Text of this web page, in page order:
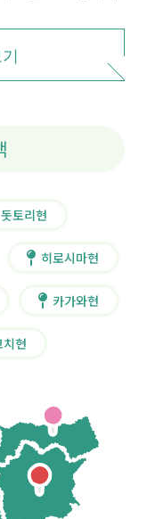
돗토리현
히로시마현
카가와현
치현